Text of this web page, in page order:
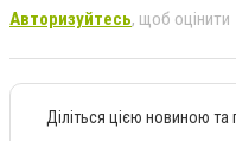
Авторизуйтесь, щоб оцінити
Діліться цією новиною та